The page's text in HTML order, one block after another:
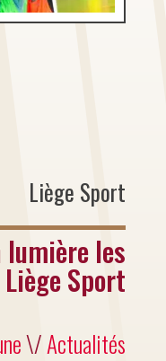
Liège Sport
lumière les
Sport
\/Actualités